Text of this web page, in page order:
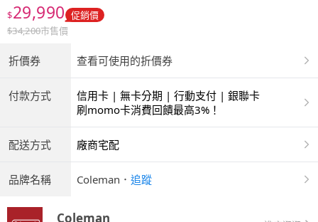
$29,990 促銷價
$34,200市售價
折價券 查看可使用的折價券
付款方式
信用卡 | 無卡分期 | 行動支付 | 銀聯卡
刷momo卡消費回饋最高3%！
配送方式 廠商宅配
品牌名稱 Coleman ． 追蹤
Coleman